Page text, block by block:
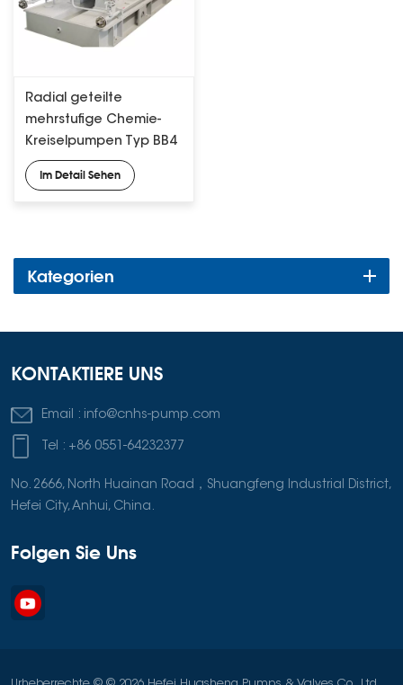
Radial geteilte
mehrstufige Chemie-
Kreiselpumpen Typ BB4
API 610
Im Detail Sehen
Kategorien
KONTAKTIERE UNS
Email : info@cnhs-pump.com
Tel : +86 0551-64232377
No. 2666, North Huainan Road，Shuangfeng Industrial District,
Hefei City, Anhui, China.
Folgen Sie Uns